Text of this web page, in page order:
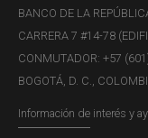
en
BANCO DE LA
CARRERA 7 #14-78
CONMUTADOR: +57
BOGOTÁ, D. C.,
Información de interés y